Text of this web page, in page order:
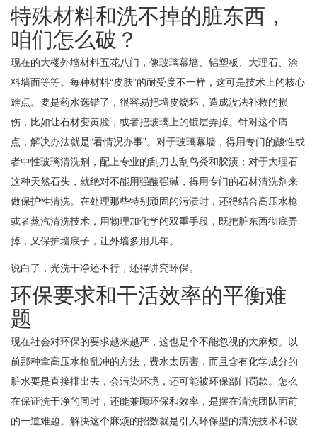
特殊材料和洗不掉的脏东西，
咱们怎么破？
现在的大楼外墙材料五花八门，像玻璃幕墙、铝塑板、大理石、涂
料墙面等等。每种材料“皮肤”的耐受度不一样，这可是技术上的核心
难点。要是药水选错了，很容易把墙皮烧坏，造成没法补救的损
伤，比如让石材变黄脸，或者把玻璃上的镀层弄掉。针对这个痛
点，解决办法就是“看情况办事”。对于玻璃幕墙，得用专门的酸性或
者中性玻璃清洗剂，配上专业的刮刀去刮鸟粪和胶渍；对于大理石
这种天然石头，就绝对不能用强酸强碱，得用专门的石材清洗剂来
做保护性清洗。在处理那些特别顽固的污渍时，还得结合高压水枪
或者蒸汽清洗技术，用物理加化学的双重手段，既把脏东西彻底弄
掉，又保护墙底子，让外墙多用几年。
说白了，光洗干净还不行，还得讲究环保。
环保要求和干活效率的平衡难
题
现在社会对环保的要求越来越严，这也是个不能忽视的大麻烦。以
前那种拿高压水枪乱冲的方法，费水太厉害，而且含有化学成分的
脏水要是直接排出去，会污染环境，还可能被环保部门罚款。怎么
在保证洗干净的同时，还能兼顾环保和效率，是摆在清洗团队面前
的一道难题。解决这个麻烦的招数就是引入环保型的清洗技术和设